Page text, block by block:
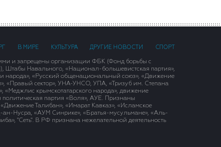
В МИРЕ КУЛЬТУРА ДРУГИЕ НОВОСТИ СПОРТ
и запрещены организации ФБК (Фонд борьбы с
Штабы Навального, «Национал-большевистская партия»,
народа», «Русский общенациональный союз», «Движение
«Правый сектор», УНА-УНСО, УПА, «Тризуб им. Степана
«Меджлис крымскотатарского народа», движение
политическая партия «Воля», АУЕ. Признаны
Талибан», «Имарат Кавказ», «Исламское
ан-Нусра, «АУМ Синрике», «Братья-мусульмане», «Аль-
"Сеть". В РФ признана нежелательной деятельность